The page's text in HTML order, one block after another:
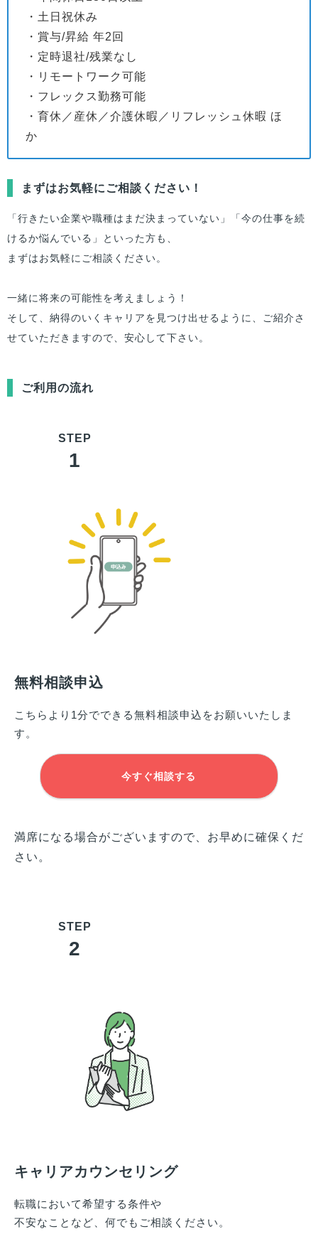
・土日祝休み
・賞与/昇給 年2回
・定時退社/残業なし
・リモートワーク可能
・フレックス勤務可能
・育休／産休／介護休暇／リフレッシュ休暇 ほ
か
まずはお気軽にご相談ください！
「行きたい企業や職種はまだ決まっていない」「今の仕事を続
けるか悩んでいる」といった方も、
まずはお気軽にご相談ください。
一緒に将来の可能性を考えましょう！
そして、納得のいくキャリアを見つけ出せるように、ご紹介さ
せていただきますので、安心して下さい。
ご利用の流れ
1
無料相談申込
こちらより1分でできる無料相談申込をお願いいたしま
す。
今すぐ相談する
満席になる場合がございますので、お早めに確保くだ
さい。
2
キャリアカウンセリング
転職において希望する条件や
不安なことなど、何でもご相談ください。